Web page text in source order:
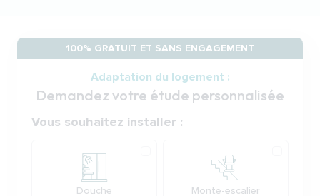
100% GRATUIT ET SANS ENGAGEMENT
Adaptation du logement :
Demandez votre étude personnalisée
Votre demande
Vous souhaitez installer :
Douche Monte-escalier